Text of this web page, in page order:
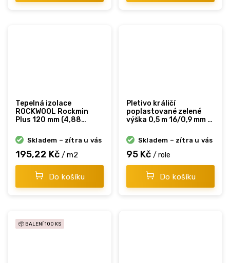
Tepelná izolace
ROCKWOOL Rockmin
Plus 120 mm (4,88
Skladem – zítra u vás
195,22 Kč / m2
Do košíku
Pletivo králičí
poplastované zelené
výška 0,5 m 16/0,9 mm 5
Skladem – zítra u vás
95 Kč / role
Do košíku
📦 BALENÍ 100 KS